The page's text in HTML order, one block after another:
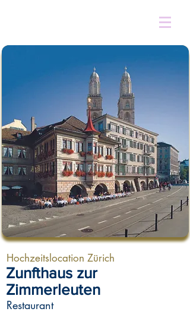
Hochzeitslocation Zürich
Zunfthaus zur
Zimmerleuten
Restaurant